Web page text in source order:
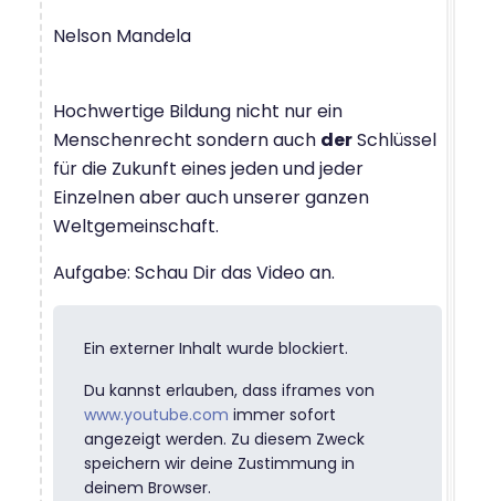
Nelson Mandela
Hochwertige Bildung nicht nur ein
Menschenrecht sondern auch derSchlüssel
für die Zukunft eines jeden und jeder
Einzelnen aber auch unserer ganzen
Weltgemeinschaft.
Aufgabe: Schau Dir das Video an.
Ein externer Inhalt wurde blockiert.
Du kannst erlauben, dass iframes von
www.youtube.com immer sofort
angezeigt werden. Zu diesem Zweck
speichern wir deine Zustimmung in
deinem Browser.